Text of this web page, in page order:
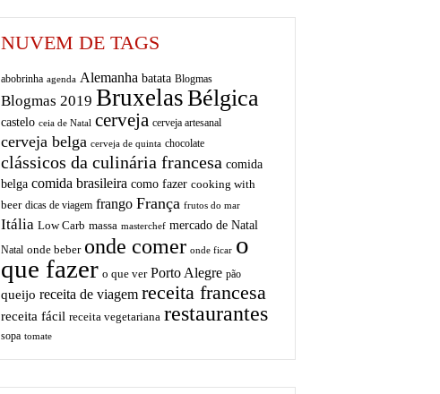
NUVEM DE TAGS
abobrinha agenda Alemanha batata Blogmas
Blogmas 2019 BruxelasBélgica
castelo ceia de Natal cerveja cerveja artesanal
cerveja belga cerveja de quinta chocolate
clássicos da culinária francesa comida
belga comida brasileira como fazer cooking with
beer dicas de viagem frango França frutos do mar
Itália Low Carb massa masterchef mercado de Natal
Natal onde beber onde comer onde ficar o
que fazer o que ver Porto Alegre pão
queijo receita de viagem receita francesa
receita fácil receita vegetariana restaurantes
sopa tomate